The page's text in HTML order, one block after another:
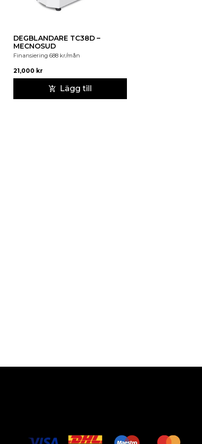
DEGBLANDARE TC38D –
MECNOSUD
Finansiering 688 kr/mån
21,000 kr
Lägg till